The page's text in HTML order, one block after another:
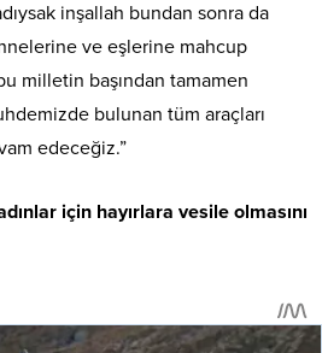
inşallah bundan sonra da
ve eşlerine mahcup
milletin başından tamamen
bulunan tüm araçları
edeceğiz.”
için hayırlara vesile olmasını